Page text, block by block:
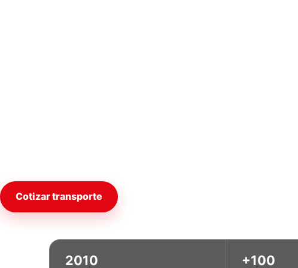
Cotizar transporte
2010 +100